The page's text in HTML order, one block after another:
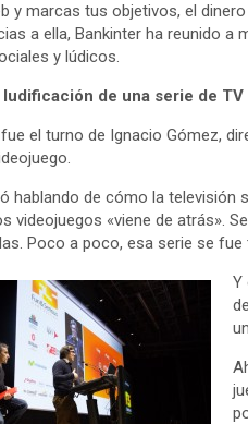
y marcas tus objetivos, el
a ella, Bankinter ha reunido
y lúdicos.
ludificación de una serie de TV
el turno de Ignacio Gómez,
hablando de cómo la televisión
videojuegos «viene de atrás».
Poco a poco, esa serie se
Y